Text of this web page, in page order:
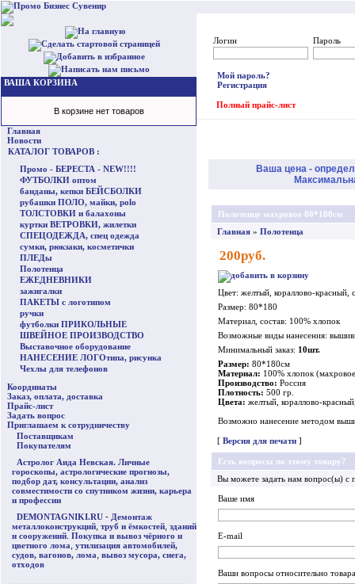
ВАША КОРЗИНА
В корзине нет товаров
Главная
Новости
КАТАЛОГ ТОВАРОВ :
Промо - БЕРЕСТА - NEW!!!!
ФУТБОЛКИ оптом
банданы, кепки БЕЙСБОЛКИ
рубашки ПОЛО, майки, polo
ТОЛСТОВКИ и балахоны
куртки ВЕТРОВКИ, жилетки
СПЕЦОДЕЖДА, спец одежда
сумки, рюкзаки, косметички
ПЛЕДы
Полотенца
ЕЖЕДНЕВНИКИ
зажигалки
ПАКЕТЫ с логотипом
ручки
футболки ПРИКОЛЬНЫЕ
ШВЕЙНОЕ ПРОИЗВОДСТВО
Выставочное оборудование
НАНЕСЕНИЕ ЛОГОтипа, рисунка
Чехлы для телефонов
Координаты
Заказ, оплата, доставка
Прайс-лист
Задать вопрос
Приглашаем к сотрудничеству
Поставщикам
Покупателям
Астролог Аида Невская. Личные
гороскопы, астрологические прогнозы,
подбор дат, консультации, анализ
совместимости со спутником жизни, карьера
и профессии
DEMONTAGNIKI.RU - Демонтаж
металлоконструкций труб и ёмкостей зданий
и сооружений Покупка и вывоз чёрного и
цветного лома утилизация автомобилей,
судов, вагонов, лома вывоз мусора, снега,
отходов
Логин Пароль
Мой пароль?
Регистрация
Полный прайс-лист
Ваша цена -
Полотенце махровое 80*180см
Главная » Полотенца
200руб.
Цвет: желтый, кораллово-
Размер: 80*180
Материал, состав: 100% хлопок
Возможные виды нанесения:
Минимальный заказ: 10шт.
Размер: 80*180см
Материал: 100% хлопок
Производство: Россия
Плотность: 500 гр.
Цвета: желтый, кораллово-
Возможно нанесение методом
[ Версия для печати ]
Есть вопросы по этому товару?
Вы можете задать нам вопрос(ы)
Ваше имя
E-mail
Ваши вопросы относительно товара